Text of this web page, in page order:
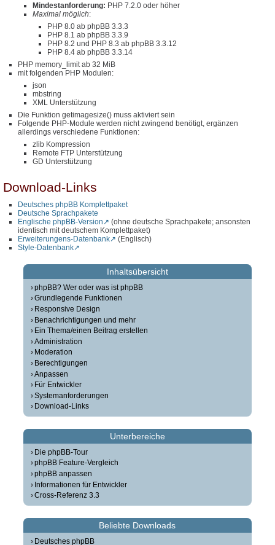
Mindestanforderung: PHP 7.2.0 oder höher
Maximal möglich:
PHP 8.0 ab phpBB 3.3.3
PHP 8.1 ab phpBB 3.3.9
PHP 8.2 und PHP 8.3 ab phpBB 3.3.12
PHP 8.4 ab phpBB 3.3.14
PHP memory_limit ab 32 MiB
mit folgenden PHP Modulen:
json
mbstring
XML Unterstützung
Die Funktion getimagesize() muss aktiviert sein
Folgende PHP-Module werden nicht zwingend benötigt, ergänzen
allerdings verschiedene Funktionen:
zlib Kompression
Remote FTP Unterstützung
GD Unterstützung
Download-Links
Deutsches phpBB Komplettpaket
Deutsche Sprachpakete
Englische phpBB-Version
(ohne deutsche Sprachpakete; ansonsten
identisch mit deutschem Komplettpaket)
Erweiterungens-Datenbank
(Englisch)
Style-Datenbank
Inhaltsübersicht
phpBB? Wer oder was ist phpBB
Grundlegende Funktionen
Responsive Design
Benachrichtigungen und mehr
Ein Thema/einen Beitrag erstellen
Administration
Moderation
Berechtigungen
Anpassen
Für Entwickler
Systemanforderungen
Download-Links
Unterbereiche
Die phpBB-Tour
phpBB Feature-Vergleich
phpBB anpassen
Informationen für Entwickler
Cross-Referenz 3.3
Beliebte Downloads
Deutsches phpBB